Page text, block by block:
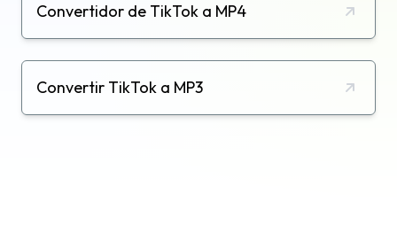
Convertidor de TikTok a MP4
Convertir TikTok a MP3